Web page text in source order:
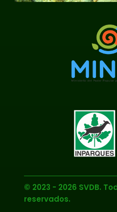
© 2023 - 2026 SVDB.
reservados.